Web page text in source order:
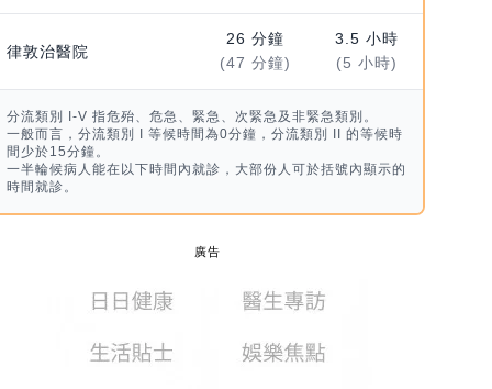
律敦治醫院
26 分鐘
(47 分鐘)
3.5 小時
(5 小時)
分流類別 I-V 指危殆、危急、緊急、次緊急及非緊急類別。
一般而言，分流類別 I 等候時間為0分鐘，分流類別 II 的等候時
間少於15分鐘。
一半輪候病人能在以下時間內就診，大部份人可於括號內顯示的
時間就診。
廣告